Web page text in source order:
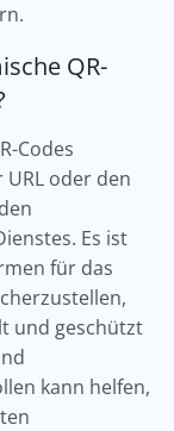
QR-
Codes
oder den
Es ist
für das
und geschützt
kann helfen,